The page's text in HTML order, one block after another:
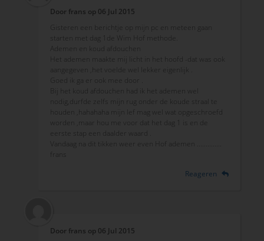
Door frans op 06 Jul 2015
Gisteren een berichtje op mijn pc en meteen gaan
starten met dag 1de Wim Hof methode.
Ademen en koud afdouchen
Het ademen maakte mij licht in het hoofd -dat was ook
aangegeven ,het voelde wel lekker eigenlijk .
Goed ik ga er ook mee door .
Bij het koud afdouchen had ik het ademen wel
nodig,durfde zelfs mijn rug onder de koude straal te
houden ,hahahaha mijn lef mag wel wat opgeschroefd
worden ,maar hou me voor dat het dag 1 is en de
eerste stap een daalder waard .
Vandaag na dit tikken weer even Hof ademen ..............
frans
Reageren
Door frans op 06 Jul 2015